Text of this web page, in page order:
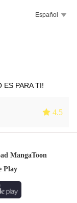
Español 
ES PARA TI!
 4.5
MangaToon
Play